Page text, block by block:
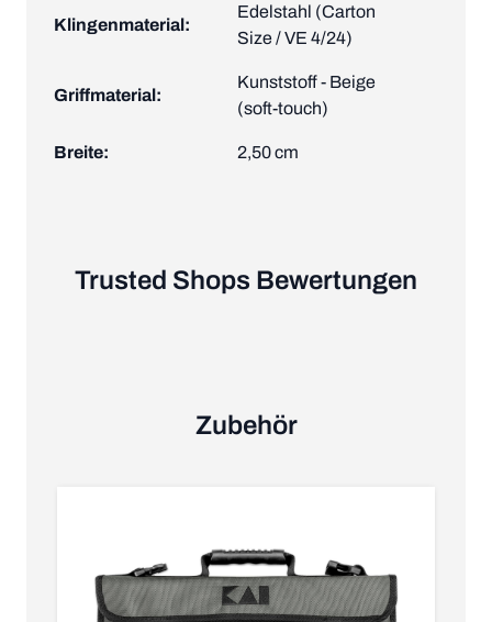
Klingenmaterial:
Edelstahl (Carton
Size / VE 4/24)
Griffmaterial:
Kunststoff - Beige
(soft-touch)
Breite: 2,50 cm
Trusted Shops Bewertungen
Zubehör